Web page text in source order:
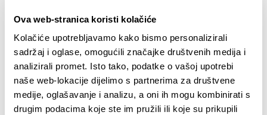
Ova web-stranica koristi kolačiće
Kolačiće upotrebljavamo kako bismo personalizirali
sadržaj i oglase, omogućili značajke društvenih medija i
analizirali promet. Isto tako, podatke o vašoj upotrebi
naše web-lokacije dijelimo s partnerima za društvene
medije, oglašavanje i analizu, a oni ih mogu kombinirati s
drugim podacima koje ste im pružili ili koje su prikupili
REVIDIRANI GODIŠNJI FINANCIJSKI IZVJEŠTAJI
ZA 2024. GODINU [.PDF] 2.38MB